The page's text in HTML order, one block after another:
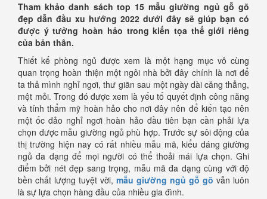
Tham khảo danh sách top 15 mẫu giường ngủ gỗ gõ
đẹp dẫn đầu xu hướng 2022 dưới đây sẽ giúp bạn có
được ý tưởng hoàn hảo trong kiến tọa thế giới riêng
của bản thân.
Thiết kế phòng ngủ được xem là một hạng mục vô cùng
quan trọng hoàn thiện một ngôi nhà bởi đây chính là nơi để
ta thả mình nghỉ ngơi, thư giãn sau một ngày dài căng thẳng,
mệt mỏi. Trong đó được xem là yếu tố quyết định công năng
và tính thẩm mỹ hoàn hảo cho nơi đây nên để kiến tạo nên
một ốc đảo nghỉ ngơi hoàn hảo đầu tiên bạn cần phải lựa
chọn được mẫu giường ngủ phù hợp. Trước sự sôi động của
thị trường hiện nay có rất nhiều mẫu mã, kiểu dáng giường
ngủ đa dạng để mọi người có thể thoải mái lựa chọn. Ghi
điểm bởi nét đẹp sang trọng, mẫu mã đa dạng cùng với độ
bền chất lượng tuyệt vời, mẫu giường ngủ gỗ gõ vẫn luôn
là sự lựa chọn hàng đầu của nhiều gia đình.